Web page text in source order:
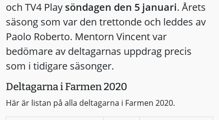
och TV4 Play söndagen den 5 januari. Årets
säsong som var den trettonde och leddes av
Paolo Roberto. Mentorn Vincent var
bedömare av deltagarnas uppdrag precis
som i tidigare säsonger.
Deltagarna i Farmen 2020
Här är listan på alla deltagarna i Farmen 2020.